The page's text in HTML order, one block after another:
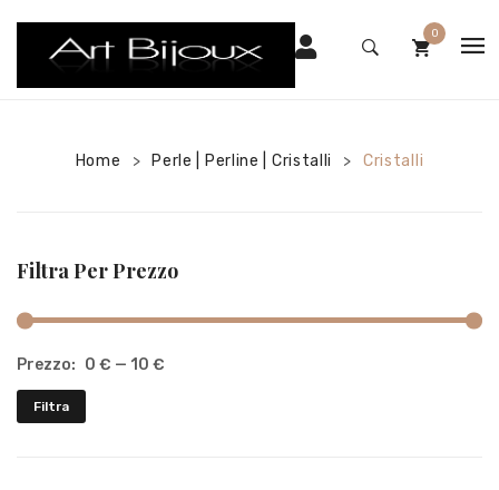
0
Home > Perle | Perline | Cristalli > Cristalli
Filtra Per Prezzo
Filtra
Prezzo: 0 € — 10 €